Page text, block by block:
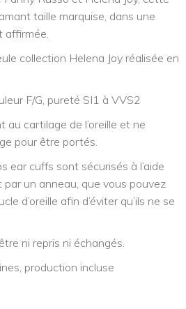
taille marquise, dans une
affirmée.
collection Helena Joy réalisée en
F/G, pureté SI1 à VVS2
au cartilage de l’oreille et ne
pour être portés.
ear cuffs sont sécurisés à l’aide
par un anneau, que vous pouvez
d’oreille afin d’éviter qu’ils ne se
ni repris ni échangés.
production incluse